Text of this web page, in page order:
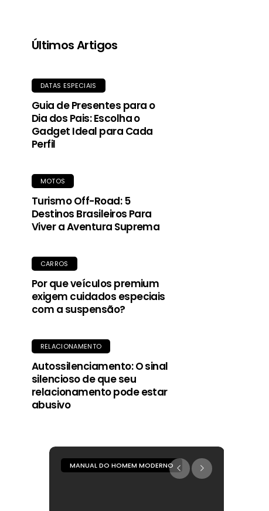
Últimos Artigos
DATAS ESPECIAIS
Guia de Presentes para o
Dia dos Pais: Escolha o
Gadget Ideal para Cada
Perfil
MOTOS
Turismo Off-Road: 5
Destinos Brasileiros Para
Viver a Aventura Suprema
CARROS
Por que veículos premium
exigem cuidados especiais
com a suspensão?
RELACIONAMENTO
Autossilenciamento: O sinal
silencioso de que seu
relacionamento pode estar
abusivo
MANUAL DO HOMEM MODERNO